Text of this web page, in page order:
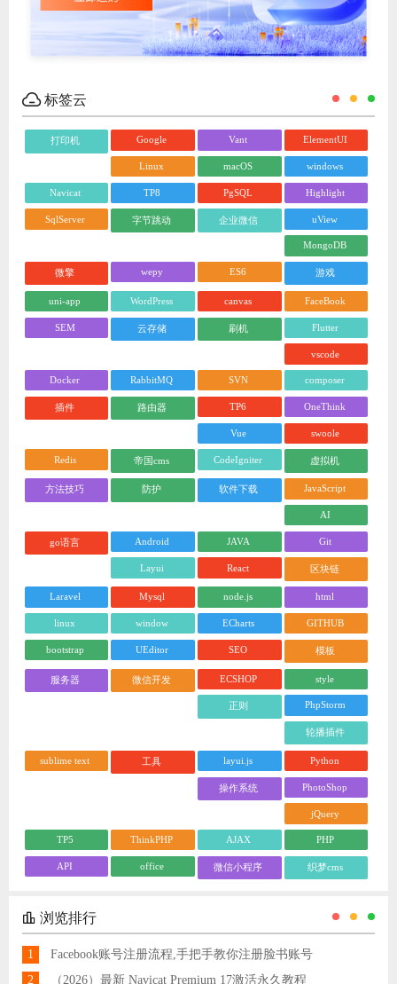
标签云
打印机 Google Vant ElementUI
Linux macOS windows
Navicat TP8 PgSQL Highlight
SqlServer 字节跳动 企业微信 uView
MongoDB
微擎 wepy ES6 游戏
uni-app WordPress canvas FaceBook
SEM 云存储 刷机 Flutter
vscode
Docker RabbitMQ SVN composer
插件 路由器 TP6 OneThink
Vue swoole
Redis 帝国cms CodeIgniter 虚拟机
方法技巧 防护 软件下载 JavaScript
AI
go语言 Android JAVA Git
Layui React 区块链
Laravel Mysql node.js html
linux window ECharts GITHUB
bootstrap UEditor SEO 模板
服务器 微信开发 ECSHOP style
正则 PhpStorm
轮播插件
sublime text 工具 layui.js Python
操作系统 PhotoShop
jQuery
TP5 ThinkPHP AJAX PHP
API office 微信小程序 织梦cms
浏览排行
1
Facebook账号注册流程,手把手教你注册脸书账号
2
（2026）最新 Navicat Premium 17激活永久教程